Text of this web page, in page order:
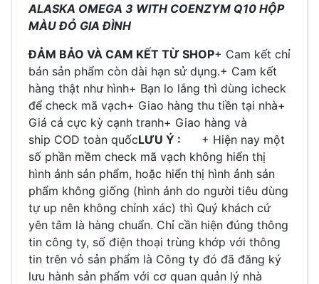
ALASKA OMEGA 3 WITH COENZYM Q10 HỘP
MÀU ĐỎ GIA ĐÌNH
ĐẢM BẢO VÀ CAM KẾT TỪ SHOP+ Cam kết chỉ
bán sản phẩm còn dài hạn sử dụng.+ Cam kết
hàng thật như hình+ Bạn lo lắng thì dùng icheck
để check mã vạch+ Giao hàng thu tiền tại nhà+
Giá cả cực kỳ cạnh tranh+ Giao hàng và
ship COD toàn quốcLƯU Ý :
+ Hiện nay một
số phần mềm check mã vạch không hiển thị
hình ảnh sản phẩm, hoặc hiển thị hình ảnh sản
phẩm không giống (hình ảnh do người tiêu dùng
tự up nên không chính xác) thì Quý khách cứ
yên tâm là hàng chuẩn. Chỉ cần hiện đúng thông
tin công ty, số điện thoại trùng khớp với thông
tin trên vỏ sản phẩm là Công ty đó đã đăng ký
lưu hành sản phẩm với cơ quan quản lý nhà